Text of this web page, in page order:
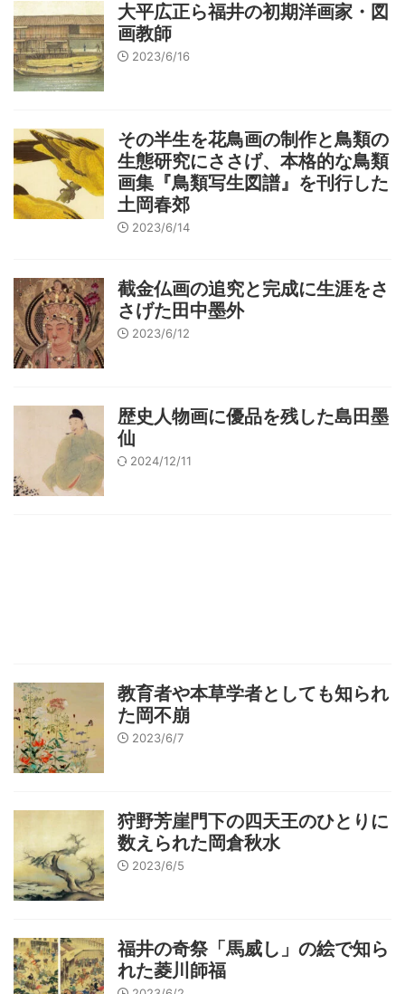
大平広正ら福井の初期洋画家・図
画教師
2023/6/16
その半生を花鳥画の制作と鳥類の
生態研究にささげ、本格的な鳥類
画集『鳥類写生図譜』を刊行した
土岡春郊
2023/6/14
截金仏画の追究と完成に生涯をさ
さげた田中墨外
2023/6/12
歴史人物画に優品を残した島田墨
仙
2024/12/11
教育者や本草学者としても知られ
た岡不崩
2023/6/7
狩野芳崖門下の四天王のひとりに
数えられた岡倉秋水
2023/6/5
福井の奇祭「馬威し」の絵で知ら
れた菱川師福